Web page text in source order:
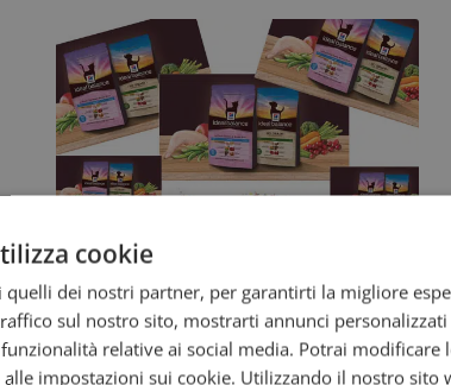
cookie
quelli dei nostri partner, per garantirti la migliore
sul nostro sito, mostrarti annunci
relative ai social media. Potrai modificare
impostazioni sui cookie. Utilizzando il nostro sito